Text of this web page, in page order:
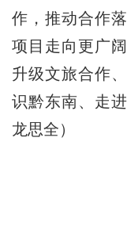
作，推动合作
项目走向更广
升级文旅合作
识黔东南、走
龙思全）